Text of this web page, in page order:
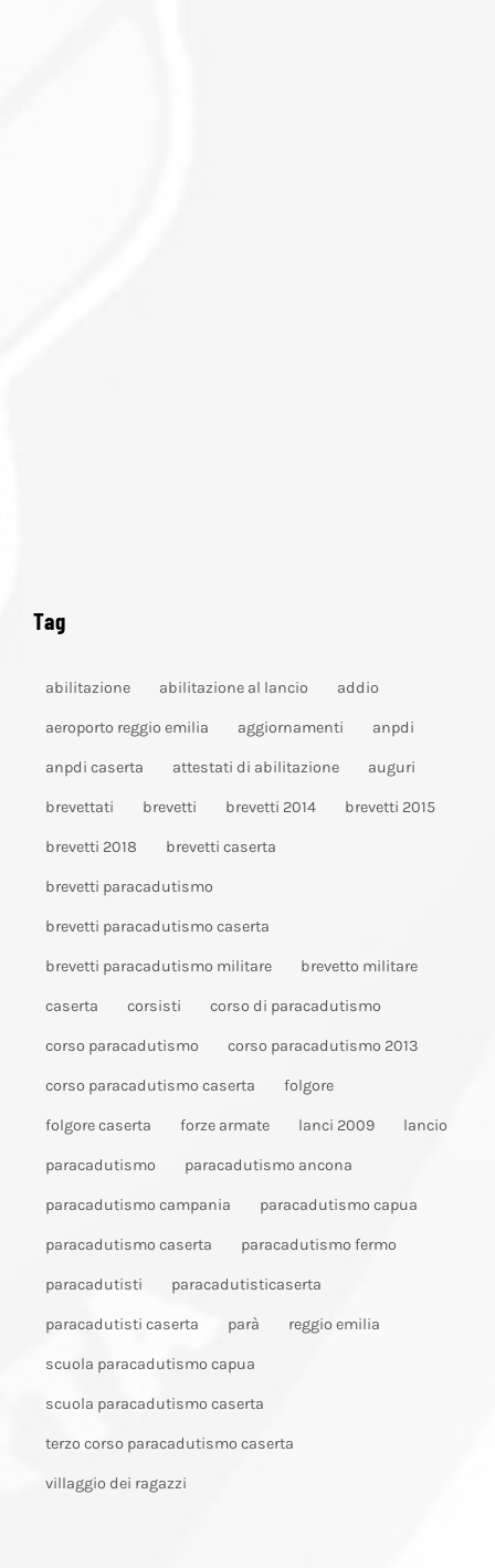
Tag
abilitazione abilitazione al lancio addio
aeroporto reggio emilia aggiornamenti anpdi
anpdi caserta attestati di abilitazione auguri
brevettati brevetti brevetti 2014 brevetti 2015
brevetti 2018 brevetti caserta
brevetti paracadutismo
brevetti paracadutismo caserta
brevetti paracadutismo militare brevetto militare
caserta corsisti corso di paracadutismo
corso paracadutismo corso paracadutismo 2013
corso paracadutismo caserta folgore
folgore caserta forze armate lanci 2009 lancio
paracadutismo paracadutismo ancona
paracadutismo campania paracadutismo capua
paracadutismo caserta paracadutismo fermo
paracadutisti paracadutisticaserta
paracadutisti caserta parà reggio emilia
scuola paracadutismo capua
scuola paracadutismo caserta
terzo corso paracadutismo caserta
villaggio dei ragazzi